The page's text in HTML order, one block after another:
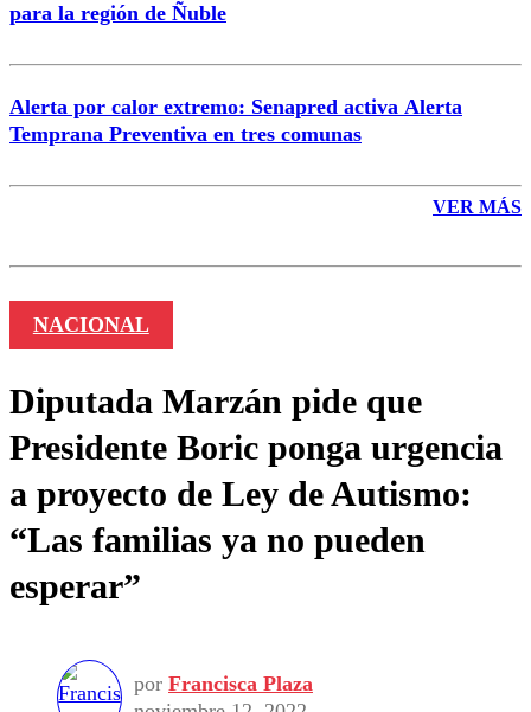
para la región de Ñuble
Alerta por calor extremo: Senapred activa Alerta
Temprana Preventiva en tres comunas
VER MÁS
NACIONAL
Diputada Marzán pide que
Presidente Boric ponga urgencia
a proyecto de Ley de Autismo:
“Las familias ya no pueden
esperar”
por Francisca Plaza